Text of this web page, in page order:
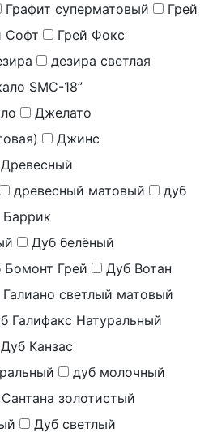
Графит суперматовый
Грей
Софт
Грей Фокс
дезира светлая
SMC-18”
Джелато
Джинс
Древесный
древесный матовый
дуб
Дуб белёный
Бомонт Грей
Дуб Вотан
светлый матовый
Галифакс Натуральный
Дуб Канзас
дуб молочный
золотистый
Дуб светлый